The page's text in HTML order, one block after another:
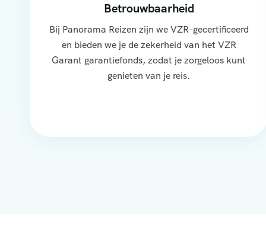
Betrouwbaarheid
Bij Panorama Reizen zijn we VZR-gecertificeerd
en bieden we je de zekerheid van het VZR
Garant garantiefonds, zodat je zorgeloos kunt
genieten van je reis.